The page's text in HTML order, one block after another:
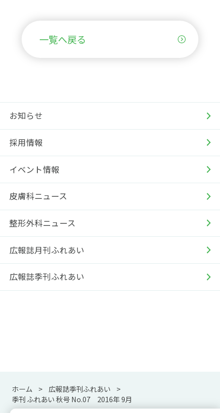
お知らせ
採用情報
イベント情報
皮膚科ニュース
整形外科ニュース
広報誌月刊ふれあい
広報誌季刊ふれあい
一覧へ戻る
ホーム
広報誌季刊ふれあい
季刊 ふれあい 秋号 No.07 2016年 9月